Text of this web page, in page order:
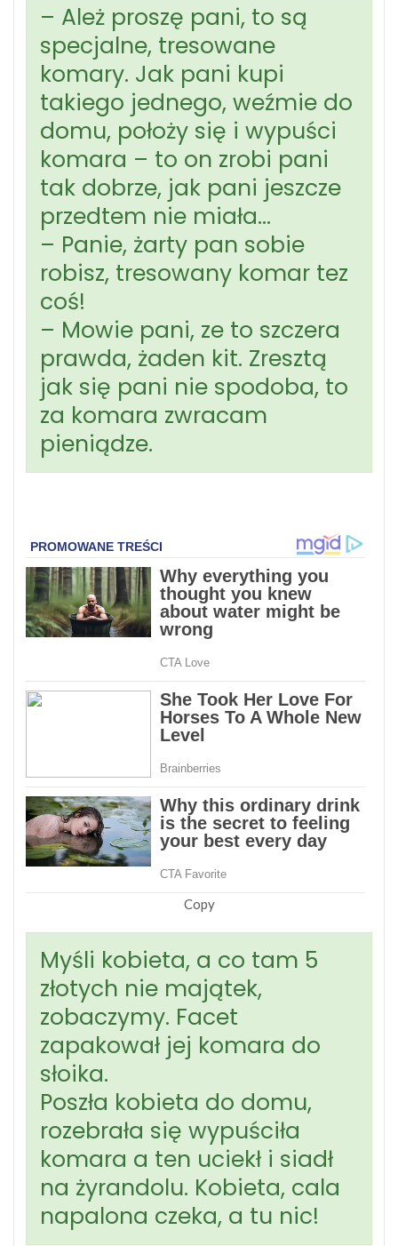
– Ależ proszę pani, to są
specjalne, tresowane
komary. Jak pani kupi
takiego jednego, weźmie do
domu, położy się i wypuści
komara – to on zrobi pani
tak dobrze, jak pani jeszcze
przedtem nie miała…
– Panie, żarty pan sobie
robisz, tresowany komar tez
coś!
– Mowie pani, ze to szczera
prawda, żaden kit. Zresztą
jak się pani nie spodoba, to
za komara zwracam
pieniądze.
Copy
Myśli kobieta, a co tam 5
złotych nie majątek,
zobaczymy. Facet
zapakował jej komara do
słoika.
Poszła kobieta do domu,
rozebrała się wypuściła
komara a ten uciekł i siadł
na żyrandolu. Kobieta, cala
napalona czeka, a tu nic!